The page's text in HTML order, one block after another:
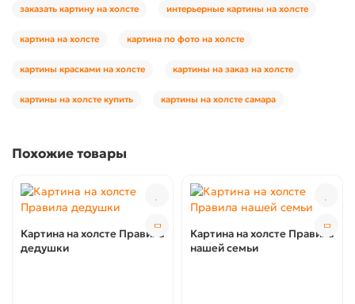
заказать картину на холсте интерьерные картины на холсте
картина на холсте картина по фото на холсте
картины красками на холсте картины на заказ на холсте
картины на холсте купить картины на холсте самара
Похожие товары
Картина на холсте Правила
дедушки
Картина на холсте Правила
нашей семьи